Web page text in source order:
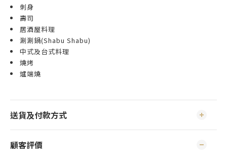
刺身
壽司
居酒屋料理
涮涮鍋(Shabu Shabu)
中式及台式料理
燒烤
爐端燒
送貨及付款方式
顧客評價